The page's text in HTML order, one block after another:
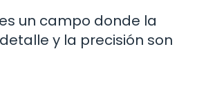
un campo donde la
y la precisión son